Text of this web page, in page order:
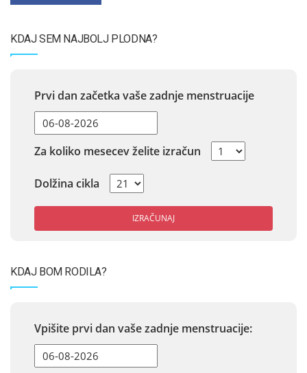
KDAJ SEM NAJBOLJ PLODNA?
Prvi dan začetka vaše zadnje menstruacije
Za koliko mesecev želite izračun
Dolžina cikla
IZRAČUNAJ
KDAJ BOM RODILA?
Vpišite prvi dan vaše zadnje menstruacije: